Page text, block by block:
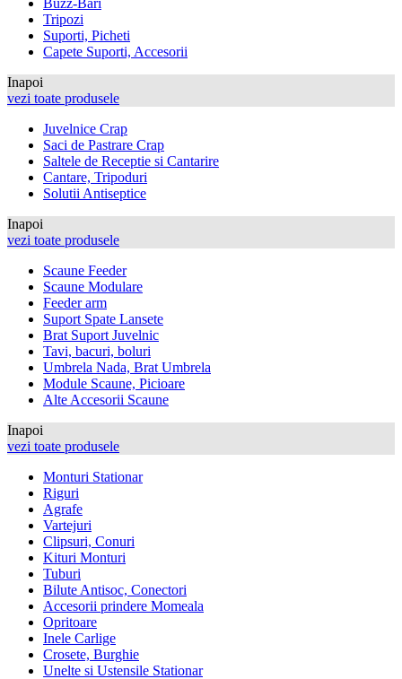
Buzz-Bari
Tripozi
Suporti, Picheti
Capete Suporti, Accesorii
Inapoi
vezi toate produsele
Juvelnice Crap
Saci de Pastrare Crap
Saltele de Receptie si Cantarire
Cantare, Tripoduri
Solutii Antiseptice
Inapoi
vezi toate produsele
Scaune Feeder
Scaune Modulare
Feeder arm
Suport Spate Lansete
Brat Suport Juvelnic
Tavi, bacuri, boluri
Umbrela Nada, Brat Umbrela
Module Scaune, Picioare
Alte Accesorii Scaune
Inapoi
vezi toate produsele
Monturi Stationar
Riguri
Agrafe
Vartejuri
Clipsuri, Conuri
Kituri Monturi
Tuburi
Bilute Antisoc, Conectori
Accesorii prindere Momeala
Opritoare
Inele Carlige
Crosete, Burghie
Unelte si Ustensile Stationar